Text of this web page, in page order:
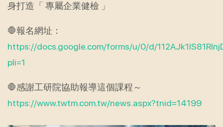
身打造「 專屬企業健檢 」
🛑報名網址：
https://docs.google.com/forms/u/0/d/
pli=1
🛑感謝工研院協助報導這個課程～
https://www.twtm.com.tw/news.aspx?tnid=14199